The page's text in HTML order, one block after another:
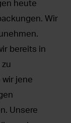
heute
Wir
bereits in
jene
Unsere